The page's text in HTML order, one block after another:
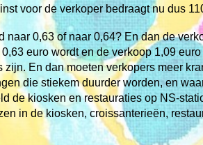
voor de verkoper bedraagt nu dus
0,63 of naar 0,64? En dan de
euro wordt en de verkoop 1,09
En dan moeten verkopers meer
die stiekem duurder worden, en
de kiosken en restauraties op NS-
in de kiosken, croissanterieën,